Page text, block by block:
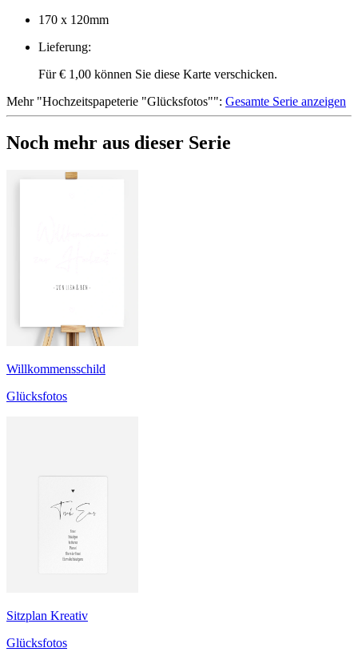
170 x 120mm
Lieferung:
Für € 1,00 können Sie diese Karte verschicken.
Mehr"Hochzeitspapeterie "Glücksfotos"": Gesamte Serie anzeigen
Noch mehr aus dieser Serie
Willkommensschild
Glücksfotos
Sitzplan Kreativ
Glücksfotos